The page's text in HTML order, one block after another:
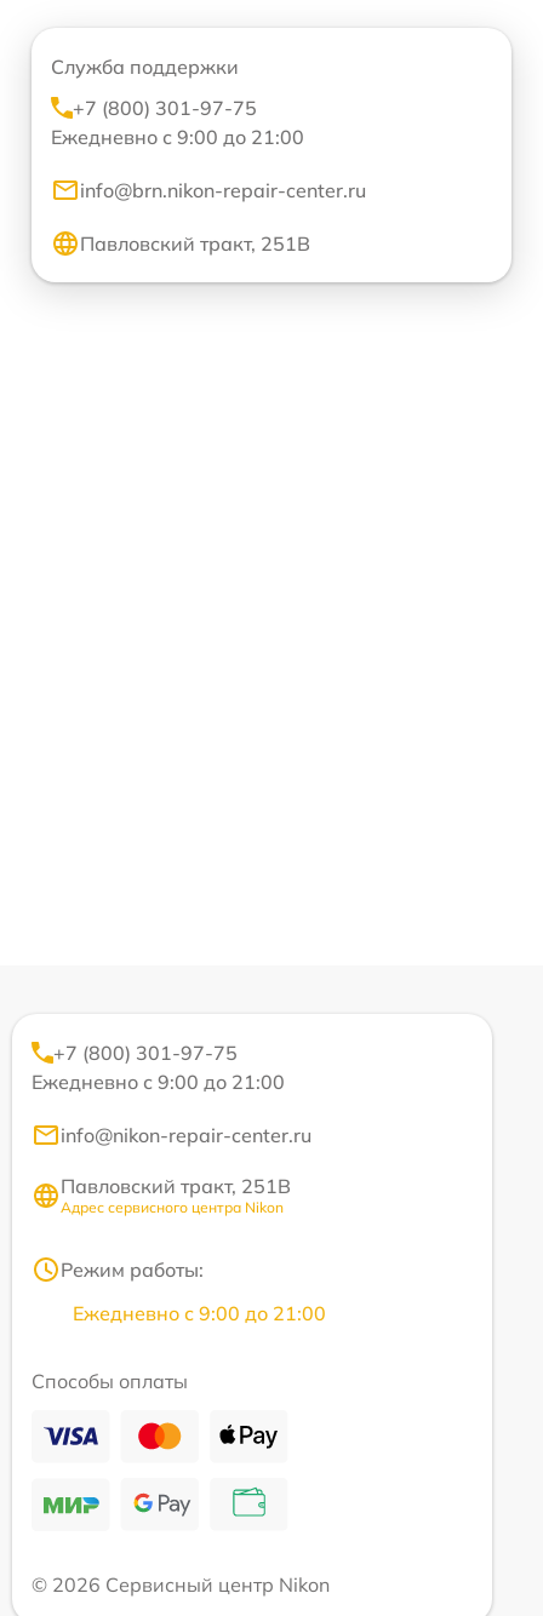
Служба поддержки
+7 (800) 301-97-75
Ежедневно с 9:00 до 21:00
info@brn.nikon-repair-center.ru
Павловский тракт, 251В
+7 (800) 301-97-75
Ежедневно с 9:00 до 21:00
info@nikon-repair-center.ru
Павловский тракт, 251В
Адрес сервисного центра Nikon
Режим работы:
Ежедневно с 9:00 до 21:00
Способы оплаты
© 2026 Сервисный центр Nikon